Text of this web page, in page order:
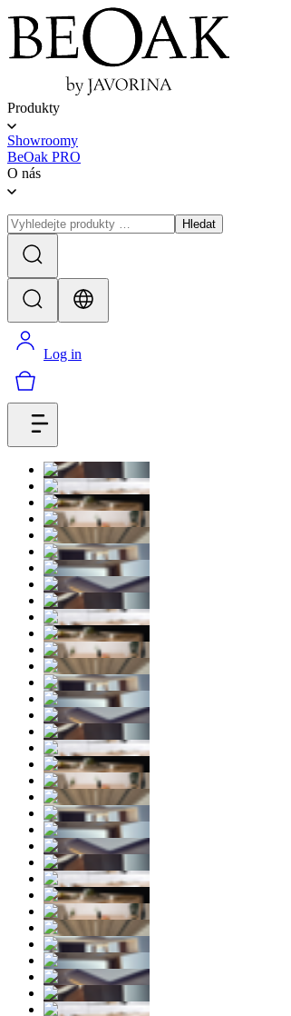
Produkty
Showroomy
BeOak PRO
O nás
Hledat
Log in